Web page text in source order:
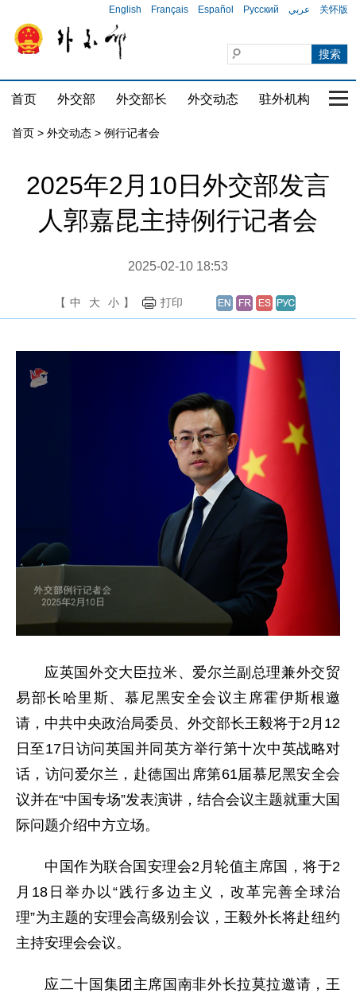
English Français Español Русский عربي 关怀版
首页 外交部 外交部长 外交动态 驻外机构 国
首页 > 外交动态 > 例行记者会
2025年2月10日外交部发言
人郭嘉昆主持例行记者会
2025-02-10 18:53
【 中 大 小 】 打印
应英国外交大臣拉米、爱尔兰副总理兼外交贸
易部长哈里斯、慕尼黑安全会议主席霍伊斯根邀
请，中共中央政治局委员、外交部长王毅将于2月12
日至17日访问英国并同英方举行第十次中英战略对
话，访问爱尔兰，赴德国出席第61届慕尼黑安全会
议并在“中国专场”发表演讲，结合会议主题就重大国
际问题介绍中方立场。
中国作为联合国安理会2月轮值主席国，将于2
月18日举办以“践行多边主义，改革完善全球治
理”为主题的安理会高级别会议，王毅外长将赴纽约
主持安理会会议。
应二十国集团主席国南非外长拉莫拉邀请，王